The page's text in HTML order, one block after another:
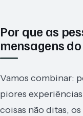
Por que as
mensagens
Vamos combinar:
piores
coisas não ditas,